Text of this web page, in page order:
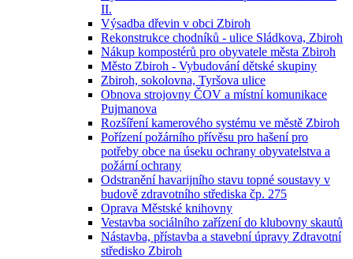
II.
Výsadba dřevin v obci Zbiroh
Rekonstrukce chodníků - ulice Sládkova, Zbiroh
Nákup kompostérů pro obyvatele města Zbiroh
Město Zbiroh - Vybudování dětské skupiny
Zbiroh, sokolovna, Tyršova ulice
Obnova strojovny ČOV a místní komunikace
Pujmanova
Rozšíření kamerového systému ve městě Zbiroh
Pořízení požárního přívěsu pro hašení pro
potřeby obce na úseku ochrany obyvatelstva a
požární ochrany
Odstranění havarijního stavu topné soustavy v
budově zdravotního střediska čp. 275
Oprava Městské knihovny
Vestavba sociálního zařízení do klubovny skautů
Nástavba, přístavba a stavební úpravy Zdravotní
středisko Zbiroh